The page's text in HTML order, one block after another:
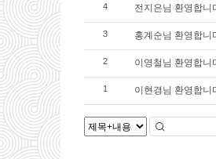
4 전지은님 환영합
3 홍계순님 환영합
2 이영철님 환영합
1 이현경님 환영합